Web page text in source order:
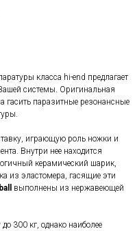
класса hi-end предлагает
системы. Оригинальная
гасить паразитные резонансные
играющую роль ножки и
Внутри нее находится
керамический шарик,
из эластомера, гасящие эти
выполнены из нержавеющей
300 кг, однако наиболее